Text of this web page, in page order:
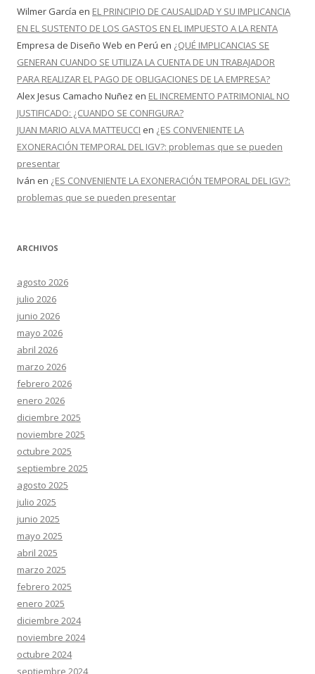
Wilmer García en EL PRINCIPIO DE CAUSALIDAD Y SU IMPLICANCIA
EN EL SUSTENTO DE LOS GASTOS EN EL IMPUESTO A LA RENTA
Empresa de Diseño Web en Perú en ¿QUÉ IMPLICANCIAS SE
GENERAN CUANDO SE UTILIZA LA CUENTA DE UN TRABAJADOR
PARA REALIZAR EL PAGO DE OBLIGACIONES DE LA EMPRESA?
Alex Jesus Camacho Nuñez en EL INCREMENTO PATRIMONIAL NO
JUSTIFICADO: ¿CUANDO SE CONFIGURA?
JUAN MARIO ALVA MATTEUCCI en ¿ES CONVENIENTE LA
EXONERACIÓN TEMPORAL DEL IGV?: problemas que se pueden
presentar
Iván en ¿ES CONVENIENTE LA EXONERACIÓN TEMPORAL DEL IGV?:
problemas que se pueden presentar
ARCHIVOS
agosto 2026
julio 2026
junio 2026
mayo 2026
abril 2026
marzo 2026
febrero 2026
enero 2026
diciembre 2025
noviembre 2025
octubre 2025
septiembre 2025
agosto 2025
julio 2025
junio 2025
mayo 2025
abril 2025
marzo 2025
febrero 2025
enero 2025
diciembre 2024
noviembre 2024
octubre 2024
septiembre 2024